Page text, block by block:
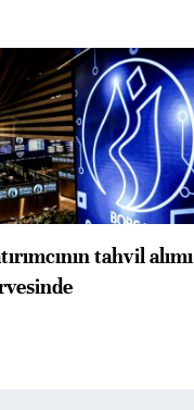
tahvil alımı